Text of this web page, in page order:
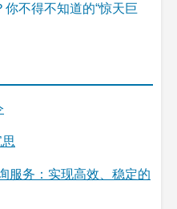
不得不知道的“惊天巨
服务：实现高效、稳定的